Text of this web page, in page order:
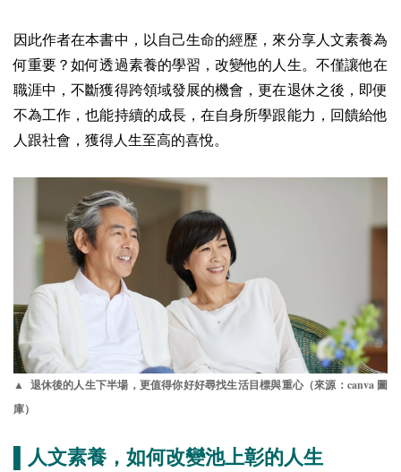
因此作者在本書中，以自己生命的經歷，來分享人文素養為
何重要？如何透過素養的學習，改變他的人生。不僅讓他在
職涯中，不斷獲得跨領域發展的機會，更在退休之後，即便
不為工作，也能持續的成長，在自身所學跟能力，回饋給他
人跟社會，獲得人生至高的喜悅。
▲ 退休後的人生下半場，更值得你好好尋找生活目標與重心（來源： canva圖
庫）
▌人文素養，如何改變池上彰的人生